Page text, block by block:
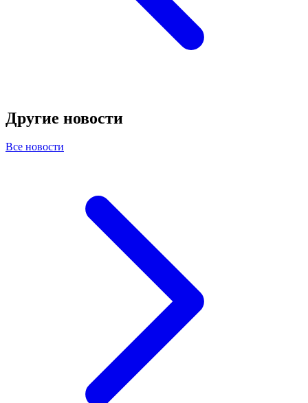
Другие новости
Все новости